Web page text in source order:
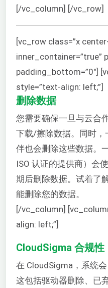
[/vc_column] [/vc_row]
[vc_row class=”x
inner_container=”true”
padding_bottom=”0″]
style=”text-align: left;”]
删除数据
您需要确保一旦与云合
下载/擦除数据。同时，
伴也会删除这些数据。
ISO 认证的提供商）会
期后删除数据。试着了
能删除您的数据。
[/vc_column]
align: left;”]
CloudSigma 合规性
在 CloudSigma，系统
这包括驱动器删除、已